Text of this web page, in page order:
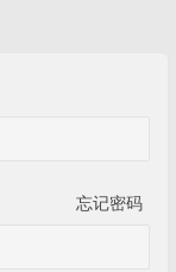
忘记密码